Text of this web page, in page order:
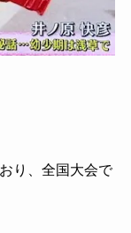
り、全国大会で